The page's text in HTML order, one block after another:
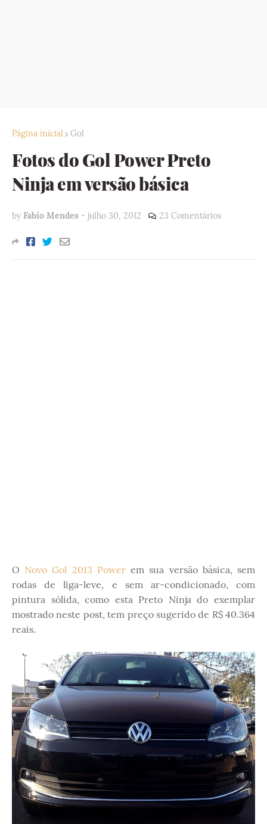
Página inicial Gol
Fotos do Gol Power Preto
Ninja em versão básica
by Fabio Mendes - julho 30, 2012 23 Comentários
O Novo Gol 2013 Powerem sua versão básica, sem
rodas de liga-leve, e sem ar-condicionado, com
pintura sólida, como esta Preto Ninja do exemplar
mostrado neste post, tem preço sugerido de R$ 40.364
reais.